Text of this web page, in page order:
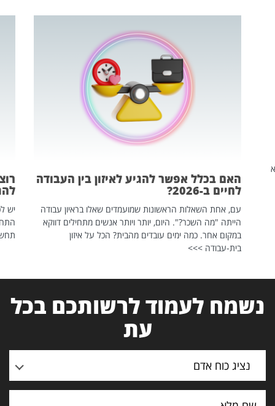
האם בכלל אפשר להגיע לאיזון בין העבודה
לחיים ב-2026?
עם, אחת השאלות הראשונות שמועמדים שאלו בראיון עבודה
הייתה "מה השכר?". היום, יותר ויותר אנשים מתחילים דווקא
במקום אחר. כמה ימים עובדים מהבית? הכל על איזון
בית-עבודה >>>
יש
נשמח לעמוד לרשותכם בכל
עת
נציג כוח אדם